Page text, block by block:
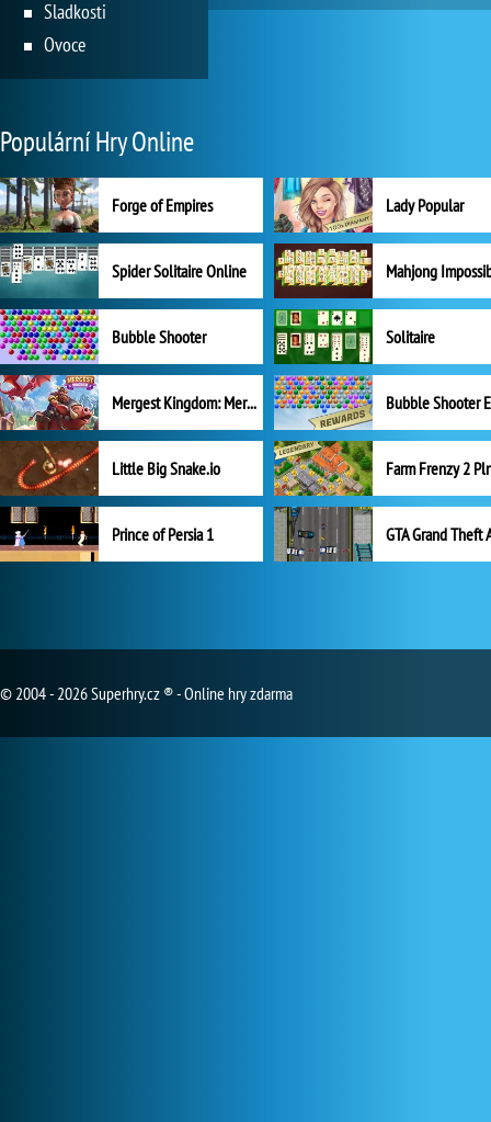
Sladkosti
Ovoce
Populární Hry Online
Forge of Empires Lady Popular
Spider Solitaire Online Mahjong
Bubble Shooter Solitaire
Mergest Kingdom: Merge Puzzle
Little Big Snake.io
Prince of Persia 1 GTA Grand Theft
© 2004 - 2026 Superhry.cz ® - Online hry zdarma